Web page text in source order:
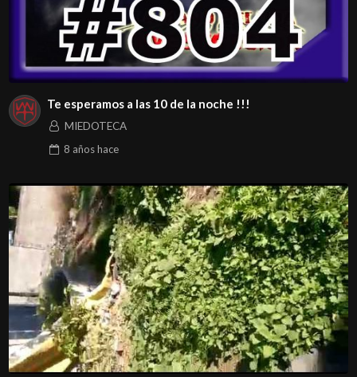
Te esperamos a las 10 de la noche !!!
MIEDOTECA
8 añoshace